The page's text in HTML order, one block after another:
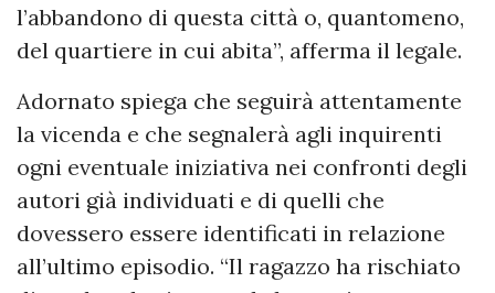
l’abbandono di questa città o, quantomeno,
del quartiere in cui abita”, afferma il legale.
Adornato spiega che seguirà attentamente
la vicenda e che segnalerà agli inquirenti
ogni eventuale iniziativa nei confronti degli
autori già individuati e di quelli che
dovessero essere identificati in relazione
all’ultimo episodio. “Il ragazzo ha rischiato